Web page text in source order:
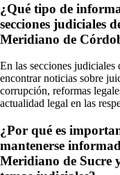
¿Qué tipo de
secciones judiciales
Meridiano de
En las secciones judiciales
encontrar noticias sobre
corrupción, reformas
actualidad legal en las
¿Por qué es
mantenerse
Meridiano de Sucre